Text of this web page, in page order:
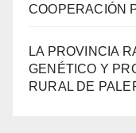
COOPERACIÓN
LA PROVINCIA
GENÉTICO Y
RURAL DE